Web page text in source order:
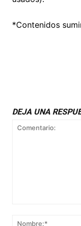
*Contenidos
DEJA UNA